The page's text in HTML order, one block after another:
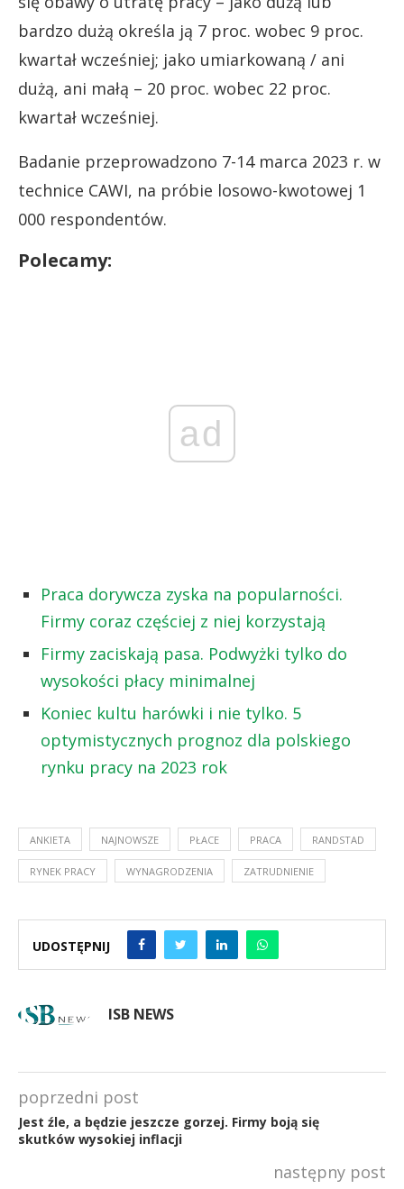
bardzo dużą określa ją 7 proc. wobec 9 proc.
kwartał wcześniej; jako umiarkowaną / ani
dużą, ani małą – 20 proc. wobec 22 proc.
kwartał wcześniej.
Badanie przeprowadzono 7-14 marca 2023 r. w
technice CAWI, na próbie losowo-kwotowej 1
000 respondentów.
Polecamy:
ad
Praca dorywcza zyska na popularności.
Firmy coraz częściej z niej korzystają
Firmy zaciskają pasa. Podwyżki tylko do
wysokości płacy minimalnej
Koniec kultu harówki i nie tylko. 5
optymistycznych prognoz dla polskiego
rynku pracy na 2023 rok
ANKIETA NAJNOWSZE PŁACE PRACA RANDSTAD
RYNEK PRACY WYNAGRODZENIA ZATRUDNIENIE
UDOSTĘPNIJ
ISB NEWS
poprzedni post
Jest źle, a będzie jeszcze gorzej. Firmy boją się
skutków wysokiej inflacji
następny post